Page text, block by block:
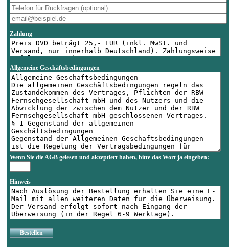
Zahlung
Allgemeine Geschäftsbedingungen
Wenn Sie die AGB gelesen und akzeptiert haben, bitte das Wort ja eingeben:
Hinweis
Bestellen